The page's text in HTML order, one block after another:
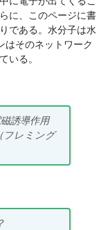
に、このページに書
である。水分子は水
はそのネットワーク
いる。
誘導作用
フレミング